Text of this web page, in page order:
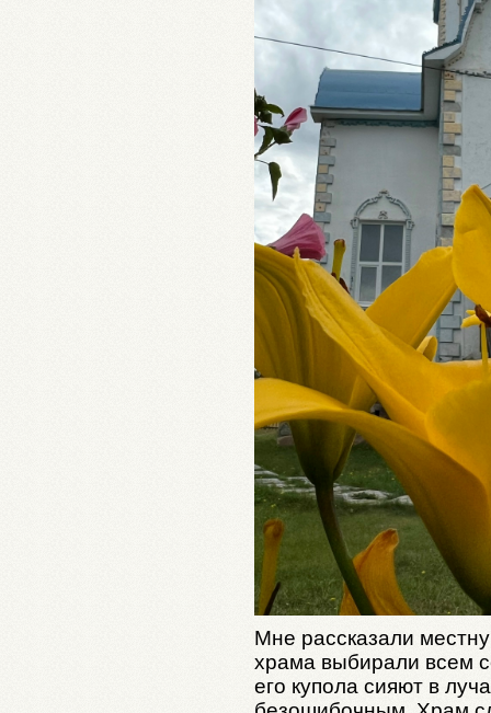
Мне рассказали
храма выбирали всем
его купола сияют в